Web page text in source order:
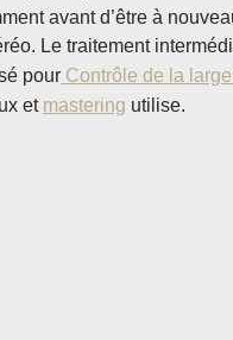
avant d’être à
Le traitement
pour Contrôle de la
et mastering utilise.